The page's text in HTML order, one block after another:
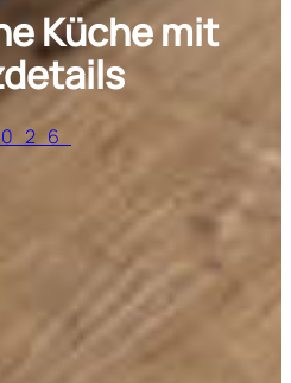
Küche mit